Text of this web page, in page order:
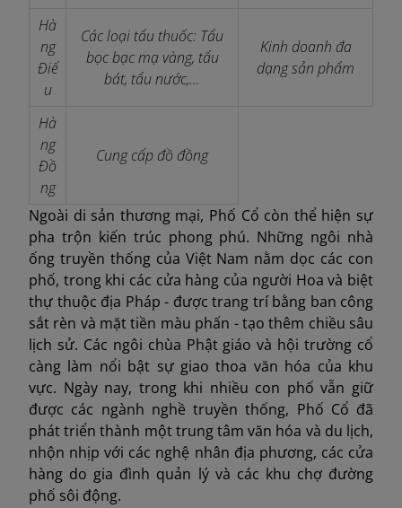
Hà
ng
Điế
u
Các loại tẩu thuốc: Tẩu
bọc bạc mạ vàng, tẩu
bát, tẩu nước,...
Kinh doanh đa
dạng sản phẩm
Hà
ng
Đồ
ng
Cung cấp đồ đồng
Ngoài di sản thương mại, Phố Cổ còn thể hiện sự
pha trộn kiến ​​trúc phong phú. Những ngôi nhà
ống truyền thống của Việt Nam nằm dọc các con
phố, trong khi các cửa hàng của người Hoa và biệt
thự thuộc địa Pháp - được trang trí bằng ban công
sắt rèn và mặt tiền màu phấn - tạo thêm chiều sâu
lịch sử. Các ngôi chùa Phật giáo và hội trường cổ
càng làm nổi bật sự giao thoa văn hóa của khu
vực. Ngày nay, trong khi nhiều con phố vẫn giữ
được các ngành nghề truyền thống, Phố Cổ đã
phát triển thành một trung tâm văn hóa và du lịch,
nhộn nhịp với các nghệ nhân địa phương, các cửa
hàng do gia đình quản lý và các khu chợ đường
phố sôi động.